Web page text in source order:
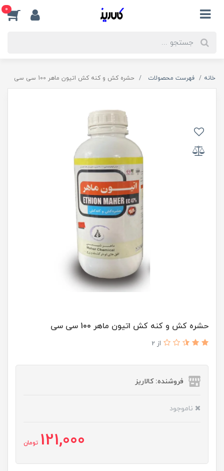
0
خانه فهرست محصولات حشره کش و کنه کش اتیون ماهر 100 سی سی
حشره کش و کنه کش اتیون ماهر 100 سی سی
از 2
فروشنده: کالاریز
ناموجود
121,000 تومان